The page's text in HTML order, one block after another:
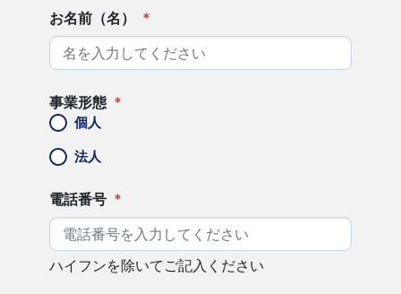
お名前（名） *
事業形態 *
個人
法人
電話番号 *
ハイフンを除いてご記入ください